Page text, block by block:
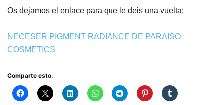
Os dejamos el enlace para que le deis una vuelta:
NECESER PIGMENT RADIANCE DE PARAISO
COSMETICS
Comparte esto: